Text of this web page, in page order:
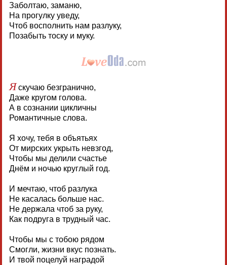
Заболтаю, заманю,
На прогулку уведу,
Чтоб восполнить нам разлуку,
Позабыть тоску и муку.
Яскучаю безгранично,
Даже кругом голова.
А в сознании цикличны
Романтичные слова.
Я хочу, тебя в объятьях
От мирских укрыть невзгод,
Чтобы мы делили счастье
Днём и ночью круглый год.
И мечтаю, чтоб разлука
Не касалась больше нас.
Не держала чтоб за руку,
Как подруга в трудный час.
Чтобы мы с тобою рядом
Смогли, жизни вкус познать.
И твой поцелуй наградой